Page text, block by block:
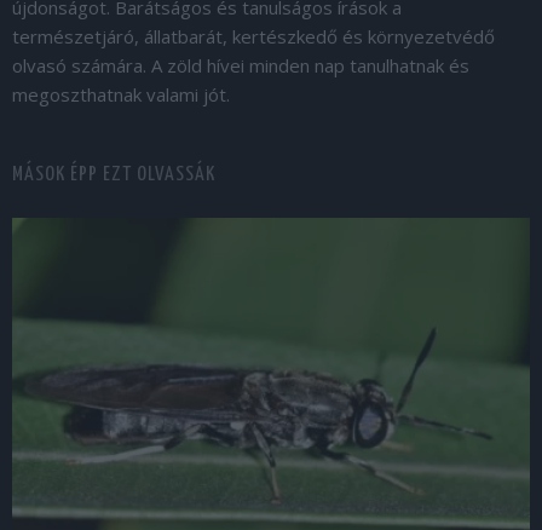
újdonságot. Barátságos és tanulságos írások a
természetjáró, állatbarát, kertészkedő és környezetvédő
olvasó számára. A zöld hívei minden nap tanulhatnak és
megoszthatnak valami jót.
MÁSOK ÉPP EZT OLVASSÁK